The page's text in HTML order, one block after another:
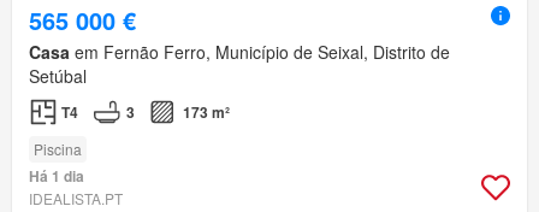
565 000 €
Casa em Fernão Ferro, Município de Seixal, Distrito de
Setúbal
T4 3 173 m²
Piscina
Há 1 dia
IDEALISTA.PT